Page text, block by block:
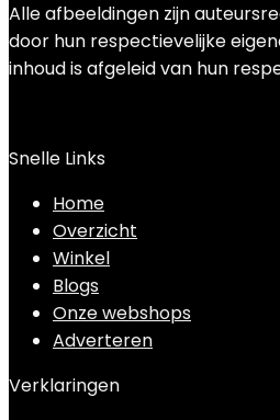
Alle afbeeldingen zijn
door hun respectievelijke
inhoud is afgeleid van hun
Snelle Links
Home
Overzicht
Winkel
Blogs
Onze webshops
Adverteren
Verklaringen